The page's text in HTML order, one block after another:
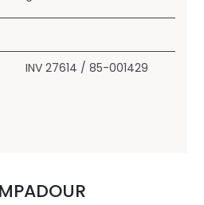
INV 27614 / 85-001429